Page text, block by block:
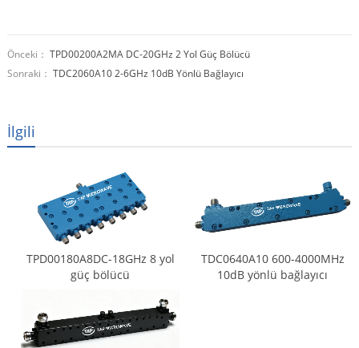
Önceki： TPD00200A2MA DC-20GHz 2 Yol Güç Bölücü
Sonraki： TDC2060A10 2-6GHz 10dB Yönlü Bağlayıcı
İlgili
TPD00180A8DC-18GHz 8 yol
güç bölücü
TDC0640A10 600-4000MHz
10dB yönlü bağlayıcı